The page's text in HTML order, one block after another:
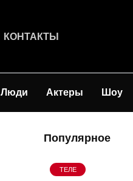
КОНТАКТЫ
Люди Актеры Шоу
Популярное
ТЕЛЕ